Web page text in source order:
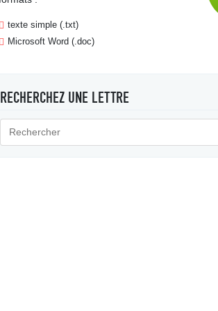
texte simple (.txt)
Microsoft Word (.doc)
RECHERCHEZ UNE LETTRE